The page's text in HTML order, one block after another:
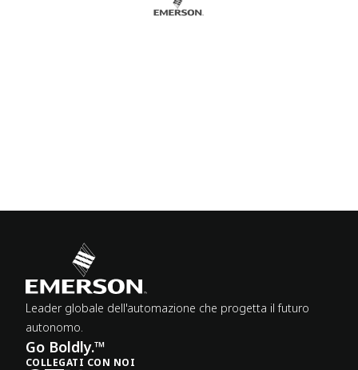
Leader globale dell'automazione che progetta il futuro
autonomo.
Go Boldly.™
COLLEGATI CON NOI